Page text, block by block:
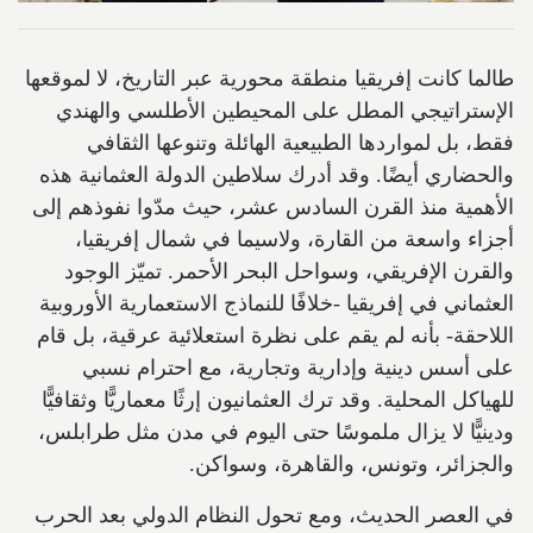
طالما كانت إفريقيا منطقة محورية عبر التاريخ، لا لموقعها
الإستراتيجي المطل على المحيطين الأطلسي والهندي
فقط، بل لمواردها الطبيعية الهائلة وتنوعها الثقافي
والحضاري أيضًا. وقد أدرك سلاطين الدولة العثمانية هذه
الأهمية منذ القرن السادس عشر، حيث مدّوا نفوذهم إلى
أجزاء واسعة من القارة، ولاسيما في شمال إفريقيا،
والقرن الإفريقي، وسواحل البحر الأحمر. تميّز الوجود
العثماني في إفريقيا -خلافًا للنماذج الاستعمارية الأوروبية
اللاحقة- بأنه لم يقم على نظرة استعلائية عرقية، بل قام
على أسس دينية وإدارية وتجارية، مع احترام نسبي
للهياكل المحلية. وقد ترك العثمانيون إرثًا معماريًّا وثقافيًّا
ودينيًّا لا يزال ملموسًا حتى اليوم في مدن مثل طرابلس،
والجزائر، وتونس، والقاهرة، وسواكن.
في العصر الحديث، ومع تحول النظام الدولي بعد الحرب